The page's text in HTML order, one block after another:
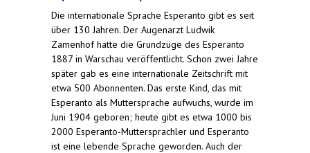
Die internationale Sprache Esperanto gibt es seit
über 130 Jahren. Der Augenarzt Ludwik
Zamenhof hatte die Grundzüge des Esperanto
1887 in Warschau veröffentlicht. Schon zwei Jahre
später gab es eine internationale Zeitschrift mit
etwa 500 Abonnenten. Das erste Kind, das mit
Esperanto als Muttersprache aufwuchs, wurde im
Juni 1904 geboren; heute gibt es etwa 1000 bis
2000 Esperanto-Muttersprachler und Esperanto
ist eine lebende Sprache geworden. Auch der